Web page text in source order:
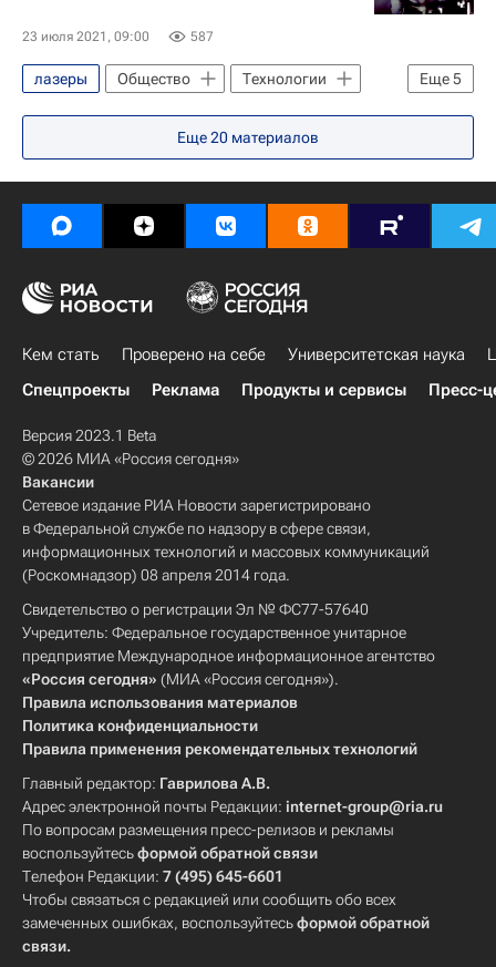
23 июля 2021, 09:00 587
Еще5
лазеры Общество
Технологии
Москва
Приемная кампания в вузы
Навигатор абитуриента
Кем стать
Еще20 материалов
Кем стать Проверено на себе Университетская наука
Спецпроекты
Реклама Продукты и сервисы Пресс-
Версия 2023.1 Beta
© 2026 МИА «Россия сегодня»
Вакансии
Сетевое издание РИА Новости зарегистрировано
в Федеральной службе по надзору в сфере связи,
информационных технологий и массовых коммуникаций
(Роскомнадзор) 08 апреля 2014 года.
Свидетельство о регистрации Эл № ФС77-57640
Учредитель: Федеральное государственное унитарное
предприятие Международное информационное агентство
«Россия сегодня» (МИА «Россия сегодня»).
Правила использования материалов
Политика конфиденциальности
Правила применения рекомендательных технологий
Главный редактор: Гаврилова А.В.
Адрес электронной почты Редакции: internet-group@ria.ru
По вопросам размещения пресс-релизов и рекламы
воспользуйтесьформой обратной связи
Телефон Редакции: 7 (495) 645-6601
Чтобы связаться с редакцией или сообщить обо всех
замеченных ошибках, воспользуйтесьформой обратной
связи.